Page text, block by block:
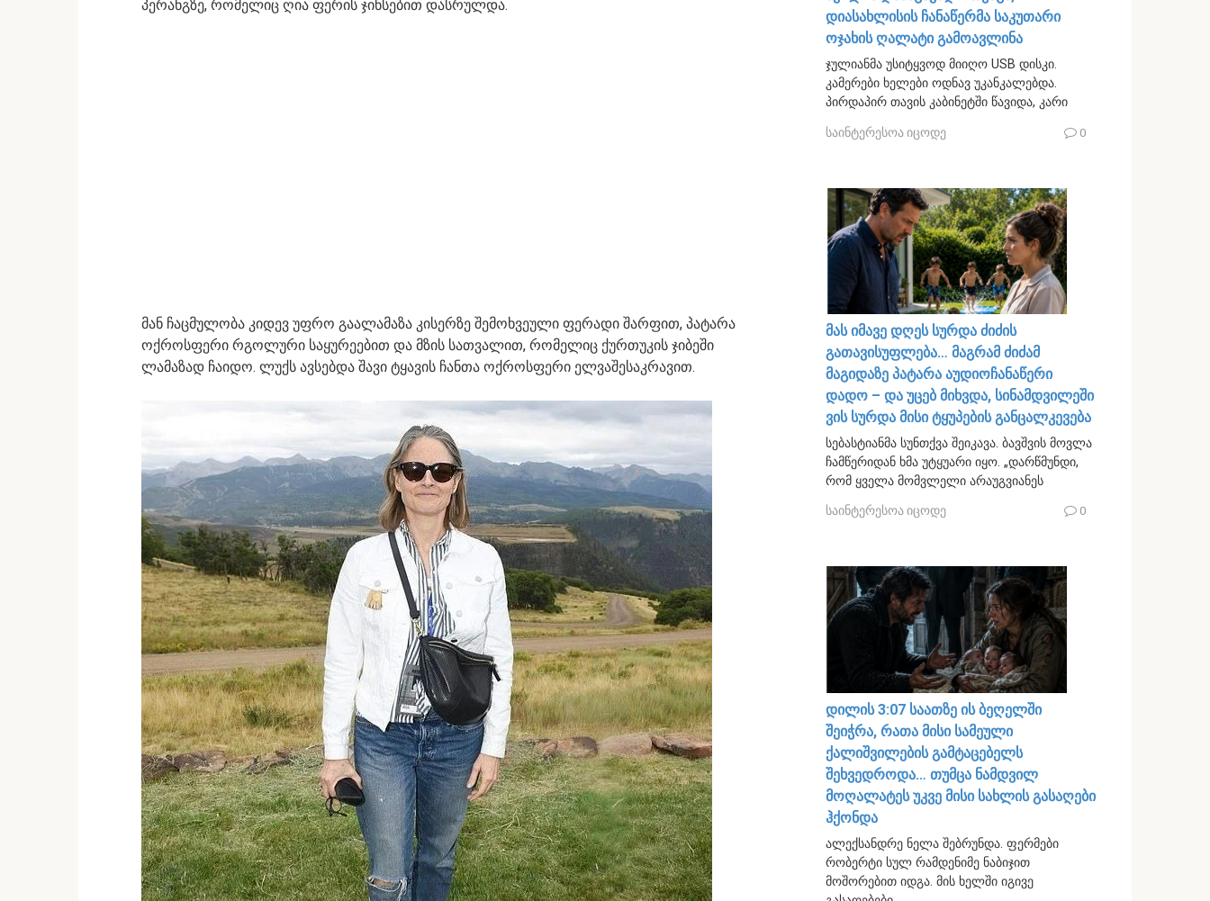
პერანგზე, რომელიც ღია ფერის ჯინსებით დასრულდა.
მან ჩაცმულობა კიდევ უფრო გაალამაზა კისერზე შემოხვეული ფერადი შარფით, პატარა
ოქროსფერი რგოლური საყურეებით და მზის სათვალით, რომელიც ქურთუკის ჯიბეში
ლამაზად ჩაიდო. ლუქს ავსებდა შავი ტყავის ჩანთა ოქროსფერი ელვაშესაკრავით.
დიასახლისის ჩანაწერმა საკუთარი
ოჯახის ღალატი გამოავლინა
ჯულიანმა უსიტყვოდ მიიღო USB დისკი.
კამერები ხელები ოდნავ უკანკალებდა.
პირდაპირ თავის კაბინეტში წავიდა, კარი
საინტერესოა იცოდე 0
მას იმავე დღეს სურდა ძიძის
გათავისუფლება… მაგრამ ძიძამ
მაგიდაზე პატარა აუდიოჩანაწერი
დადო – და უცებ მიხვდა, სინამდვილეში
ვის სურდა მისი ტყუპების განცალკევება
სებასტიანმა სუნთქვა შეიკავა. ბავშვის მოვლა
ჩამწერიდან ხმა უტყუარი იყო. „დარწმუნდი,
რომ ყველა მომვლელი არაუგვიანეს
საინტერესოა იცოდე 0
დილის 3:07 საათზე ის ბეღელში
შეიჭრა, რათა მისი სამეული
ქალიშვილების გამტაცებელს
შეხვედროდა… თუმცა ნამდვილ
მოღალატეს უკვე მისი სახლის გასაღები
ჰქონდა
ალექსანდრე ნელა შებრუნდა. ფერმები
რობერტი სულ რამდენიმე ნაბიჯით
მოშორებით იდგა. მის ხელში იგივე